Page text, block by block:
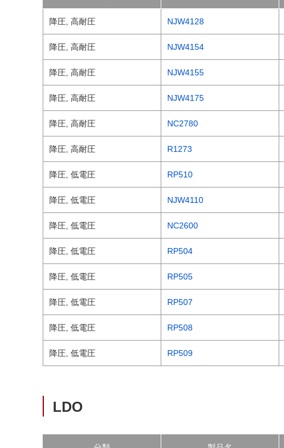
降圧, 高耐圧 NJW4128
降圧, 高耐圧 NJW4154
降圧, 高耐圧 NJW4155
降圧, 高耐圧 NJW4175
降圧, 高耐圧 NC2780
降圧, 高耐圧 R1273
降圧, 低電圧 RP510
降圧, 低電圧 NJW4110
降圧, 低電圧 NC2600
降圧, 低電圧 RP504
降圧, 低電圧 RP505
降圧, 低電圧 RP507
降圧, 低電圧 RP508
降圧, 低電圧 RP509
LDO